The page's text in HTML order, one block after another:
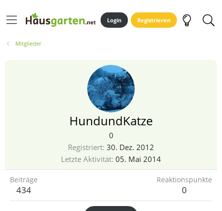
Login Registrieren
Mitglieder
HundundKatze
0
Registriert 30. Dez. 2012
Letzte Aktivität 05. Mai 2014
Beiträge
434
Reaktionspunkte
0